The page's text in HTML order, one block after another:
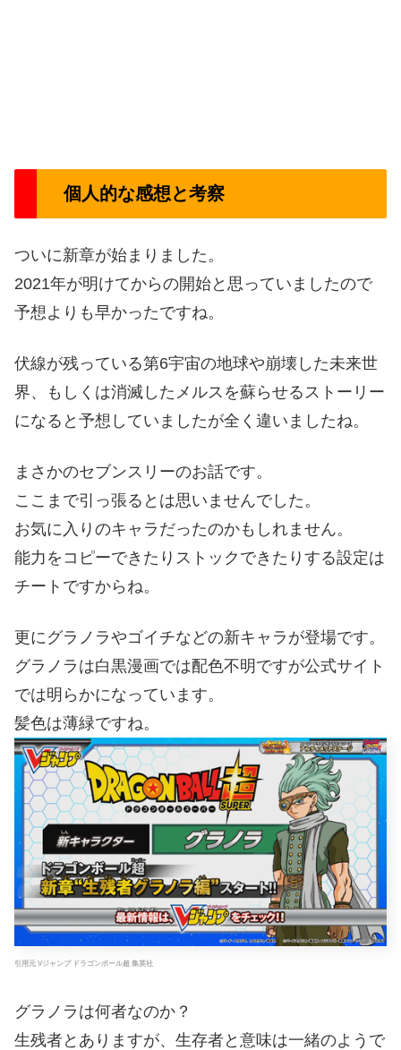
個人的な感想と考察
ついに新章が始まりました。
2021年が明けてからの開始と思っていましたので
予想よりも早かったですね。
伏線が残っている第6宇宙の地球や崩壊した未来世
界、もしくは消滅したメルスを蘇らせるストーリー
になると予想していましたが全く違いましたね。
まさかのセブンスリーのお話です。
ここまで引っ張るとは思いませんでした。
お気に入りのキャラだったのかもしれません。
能力をコピーできたりストックできたりする設定は
チートですからね。
更にグラノラやゴイチなどの新キャラが登場です。
グラノラは白黒漫画では配色不明ですが公式サイト
では明らかになっています。
髪色は薄緑ですね。
引用元 Vジャンプ ドラゴンボール超 集英社
グラノラは何者なのか？
生残者とありますが、生存者と意味は一緒のようで